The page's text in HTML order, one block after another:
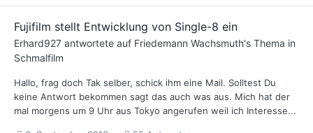
Fujifilm stellt Entwicklung von Single-8 ein
Erhard927 antwortete auf Friedemann Wachsmuth's Thema in
Schmalfilm
Hallo, frag doch Tak selber, schick ihm eine Mail. Solltest Du
keine Antwort bekommen sagt das auch was aus. Mich hat der
mal morgens um 9 Uhr aus Tokyo angerufen weil ich Interesse...